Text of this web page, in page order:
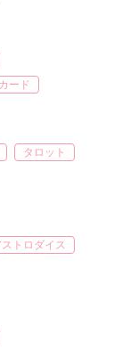
ード
タロット
ストロダイス